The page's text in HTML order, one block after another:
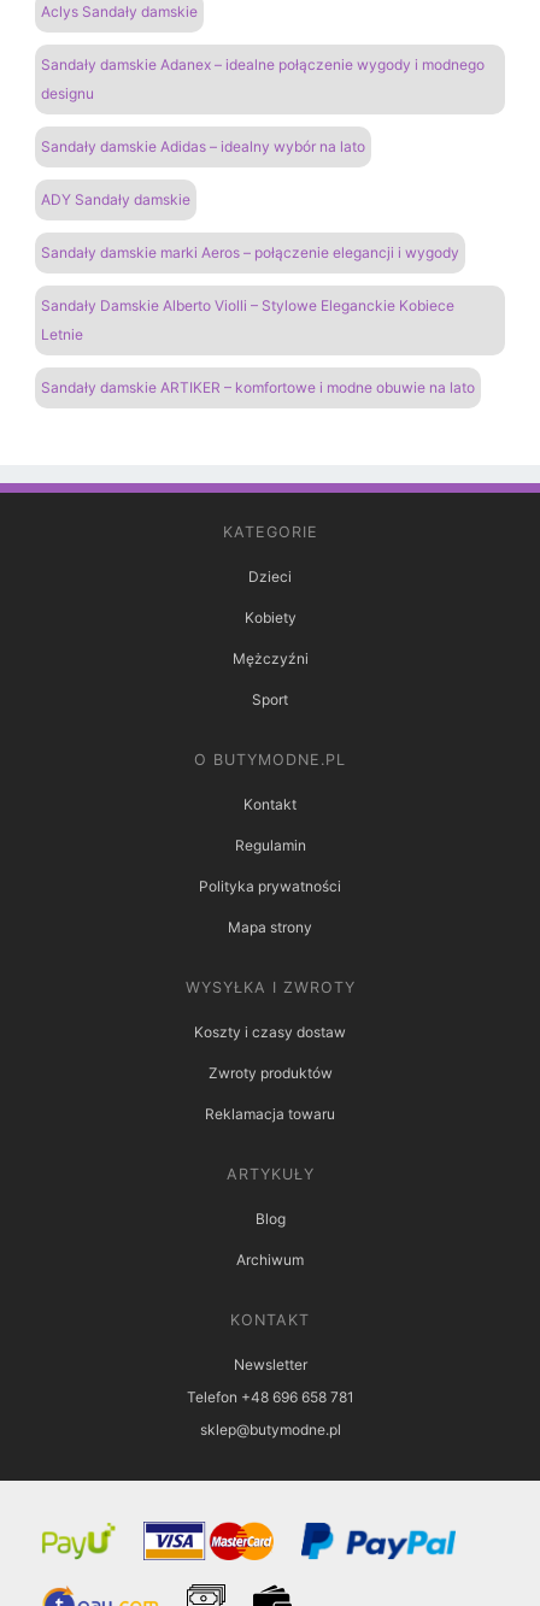
Aclys Sandały damskie
Sandały damskie Adanex – idealne połączenie wygody i modnego
designu
Sandały damskie Adidas – idealny wybór na lato
ADY Sandały damskie
Sandały damskie marki Aeros – połączenie elegancji i wygody
Sandały Damskie Alberto Violli – Stylowe Eleganckie Kobiece
Letnie
Sandały damskie ARTIKER – komfortowe i modne obuwie na lato
KATEGORIE
Dzieci
Kobiety
Mężczyźni
Sport
O BUTYMODNE.PL
Kontakt
Regulamin
Polityka prywatności
Mapa strony
WYSYŁKA I ZWROTY
Koszty i czasy dostaw
Zwroty produktów
Reklamacja towaru
ARTYKUŁY
Blog
Archiwum
KONTAKT
Newsletter
Telefon +48 696 658 781
sklep@butymodne.pl